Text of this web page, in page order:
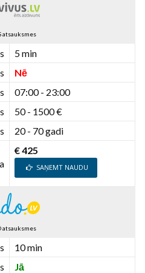
atsauksmes
5 min
Nē
07:00 - 23:00
50 - 1500 €
20 - 70 gadi
€ 425
SAŅEMT NAUDU
atsauksmes
10 min
Jā